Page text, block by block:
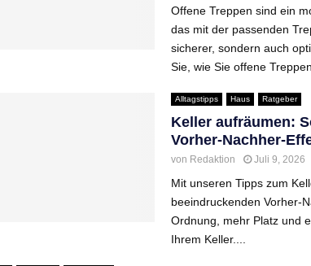
Offene Treppen sind ein
das mit der passenden
sicherer, sondern auch
Sie, wie Sie offene
Alltagstipps Haus Ratgeber
Keller aufräumen:
Vorher-Nachher-
von Redaktion Juli 9, 2026
Mit unseren Tipps zum
beeindruckenden Vorher-
Ordnung, mehr Platz und
Ihrem Keller....